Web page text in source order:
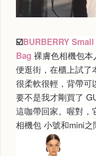
☑️BURBERRY
Bag 裸膚色相機包
便逛街，在櫃上試了
很柔軟很輕，背帶可
要不是我才剛買了
這咖帶回家。喔對，
相機包 小號和mini之